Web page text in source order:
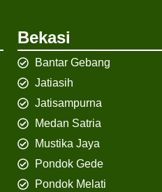
Bekasi
Bantar Gebang
Jatiasih
Jatisampurna
Medan Satria
Mustika Jaya
Pondok Gede
Pondok Melati